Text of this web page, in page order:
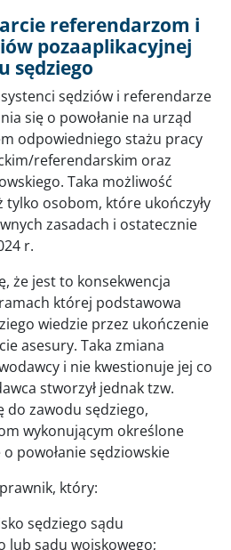
referendarzom i
pozaaplikacyjnej
sędziego
sędziów i referendarze
się o powołanie na urząd
odpowiedniego stażu pracy
referendarskim oraz
Taka możliwość
tylko osobom, które ukończyły
zasadach i ostatecznie
r.
że jest to konsekwencja
której podstawowa
wiedzie przez ukończenie
asesury. Taka zmiana
i nie kwestionuje jej co
stworzył jednak tzw.
do zawodu sędziego,
wykonującym określone
powołanie sędziowskie
który:
sędziego sądu
lub sądu wojskowego;